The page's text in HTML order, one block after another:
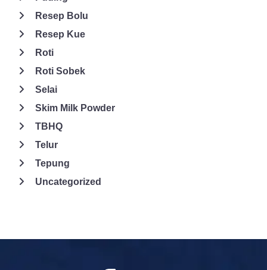
bisa berkreasi dengan leluasa di rumah untuk menciptakan
makanan yang enak dan sehat.
Resep Bolu
Resep Kue
Roti
Roti Sobek
Selai
Skim Milk Powder
TBHQ
Telur
Tepung
Uncategorized